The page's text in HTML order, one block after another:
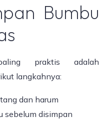
Bumbu
praktis adalah
langkahnya:
dan harum
sebelum disimpan